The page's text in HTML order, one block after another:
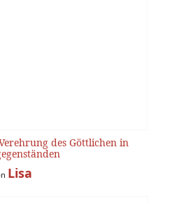
des Göttlichen in
Lisa